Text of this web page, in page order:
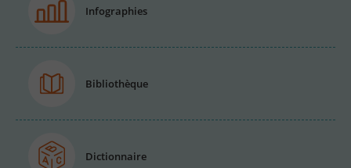
Infographies
Bibliothèque
Dictionnaire